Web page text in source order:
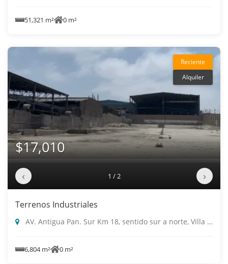
51,321 m² 0 m²
Reciente
Alquiler
$17,010
‹ 1 / 2 ›
Terrenos Industriales
AV. Antigua Pan. Sur Km 18, sentido sur a norte, Villa El Salvador
6,804 m² 0 m²